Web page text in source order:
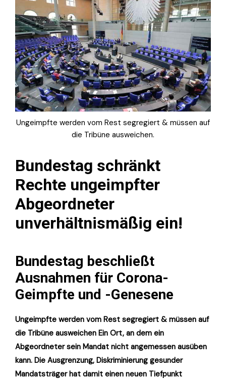
Ungeimpfte werden vom Rest segregiert & müssen auf
die Tribüne ausweichen.
Bundestag schränkt
Rechte ungeimpfter
Abgeordneter
unverhältnismäßig ein!
Bundestag beschließt
Ausnahmen für Corona-
Geimpfte und -Genesene
Ungeimpfte werden vom Rest segregiert & müssen auf
die Tribüne ausweichen Ein Ort, an dem ein
Abgeordneter sein Mandat nicht angemessen ausüben
kann. Die Ausgrenzung, Diskriminierung gesunder
Mandatsträger hat damit einen neuen Tiefpunkt